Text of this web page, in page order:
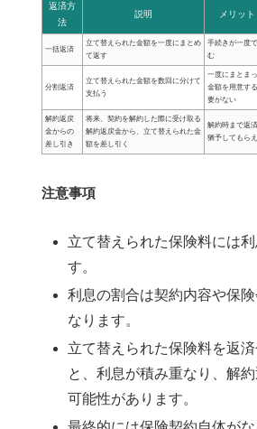
返済方
法
説明 メリット
一括返済
立て替えられた金額を一度にまとめ
て返す
手続きが一度
む
分割返済
立て替えられた金額を数回に分けて
支払う
一度にまとま
金額を用意す
要がない
解約返戻
金からの
差し引き
将来、契約を解約した際に受け取る
解約返戻金から、立て替えられた金
額を差し引く
解約時まで返
猶予してもら
注意事項
立て替えられた保険料には
す。
利息の割合は契約内容や保
なります。
立て替えられた保険料を返
と、利息が積み重なり、解
可能性があります。